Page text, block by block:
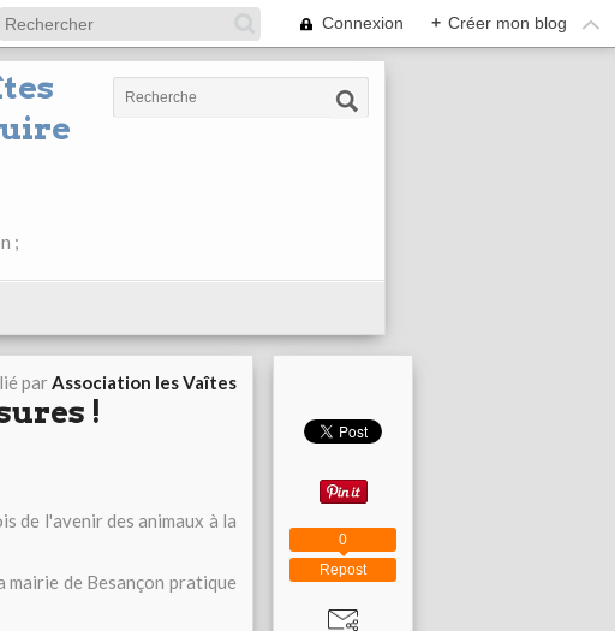
Connexion + Créer mon blog
;
parAssociation les Vaîtes
!
de l'avenir des animaux à la
de Besançon pratique
Repost
0